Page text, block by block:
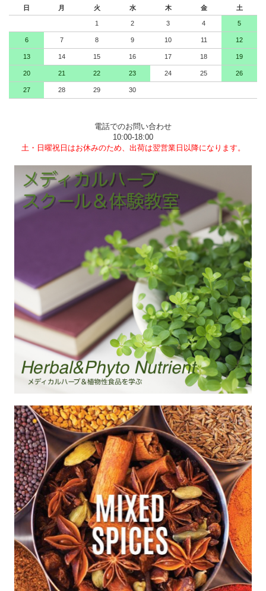
日 月 火 水 木 金 土
1 2 3 4 5
6 7 8 9 10 11 12
13 14 15 16 17 18 19
20 21 22 23 24 25 26
27 28 29 30
電話でのお問い合わせ
10:00-18:00
土・日曜祝日はお休みのため、出荷は翌営業日以降になります。